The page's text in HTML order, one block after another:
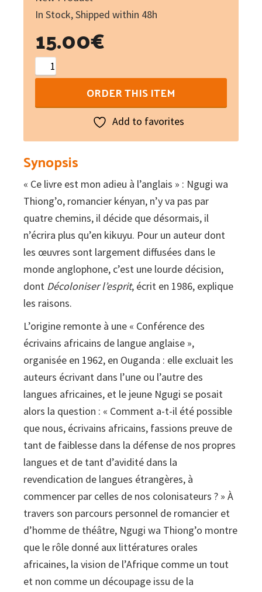
In Stock, Shipped within 48h
15.00€
Décoloniser
l'esprit
ORDER THIS ITEM
Add to favorites
Synopsis
« Ce livre est mon adieu à l’anglais » : Ngugi wa
Thiong’o, romancier kényan, n’y va pas par
quatre chemins, il décide que désormais, il
n’écrira plus qu’en kikuyu. Pour un auteur dont
les œuvres sont largement diffusées dans le
monde anglophone, c’est une lourde décision,
dont Décoloniser l’esprit, écrit en 1986, explique
les raisons.
L’origine remonte à une « Conférence des
écrivains africains de langue anglaise »,
organisée en 1962, en Ouganda : elle excluait les
auteurs écrivant dans l’une ou l’autre des
langues africaines, et le jeune Ngugi se posait
alors la question : « Comment a-t-il été possible
que nous, écrivains africains, fassions preuve de
tant de faiblesse dans la défense de nos propres
langues et de tant d’avidité dans la
revendication de langues étrangères, à
commencer par celles de nos colonisateurs ? » À
travers son parcours personnel de romancier et
d’homme de théâtre, Ngugi wa Thiong’o montre
que le rôle donné aux littératures orales
africaines, la vision de l’Afrique comme un tout
et non comme un découpage issu de la